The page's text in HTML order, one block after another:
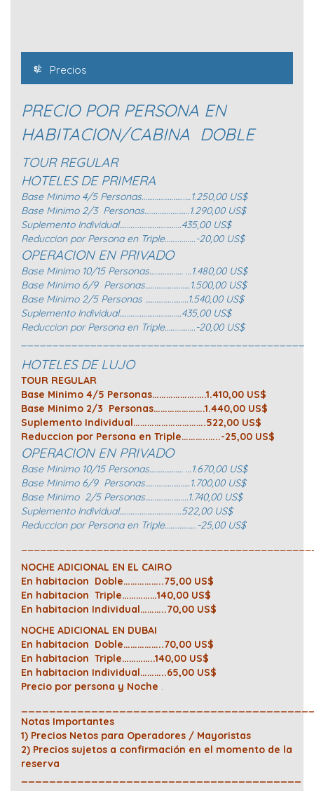
Precios
PRECIO POR PERSONA EN
HABITACION/CABINA DOBLE
TOUR REGULAR
HOTELES DE PRIMERA
Base Minimo 4/5 Personas…………………..…1.250,00 US$
Base Minimo 2/3 Personas……………………1.290,00 US$
Suplemento Individual…………………….….….435,00 US$
Reduccion por Persona en Triple………..…..-20,00 US$
OPERACION EN PRIVADO
Base Minimo 10/15 Personas……………… …1.480,00 US$
Base Minimo 6/9 Personas……………………1.500,00 US$
Base Minimo 2/5 Personas …………………..1.540,00 US$
Suplemento Individual………………………..….435,00 US$
Reduccion por Persona en Triple……..……..-20,00 US$
HOTELES DE LUJO
TOUR REGULAR
Base Minimo 4/5 Personas……………….….1.410,00 US$
Base Minimo 2/3 Personas………………….1.440,00 US$
Suplemento Individual………………………….522,00 US$
Reduccion por Persona en Triple………..…..-25,00 US$
OPERACION EN PRIVADO
Base Minimo 10/15 Personas……………… …1.670,00 US$
Base Minimo 6/9 Personas……………………1.700,00 US$
Base Minimo 2/5 Personas…………………..1.740,00 US$
Suplemento Individual………………………..….522,00 US$
Reduccion por Persona en Triple……………..-25,00 US$
NOCHE ADICIONAL EN EL CAIRO
En habitacion Doble……………..75,00 US$
En habitacion Triple……………140,00 US$
En habitacion Individual………..70,00 US$
NOCHE ADICIONAL EN DUBAI
En habitacion Doble……………..70,00 US$
En habitacion Triple…………..140,00 US$
En habitacion Individual………..65,00 US$
Precio por persona y Noche .
Notas Importantes
1) Precios Netos para Operadores / Mayoristas
2) Precios sujetos a confirmación en el momento de la
reserva